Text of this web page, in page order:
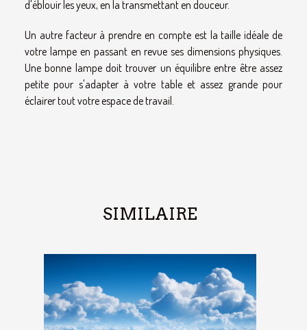
d'éblouir les yeux, en la transmettant en douceur.
Un autre facteur à prendre en compte est la taille idéale de
votre lampe en passant en revue ses dimensions physiques.
Une bonne lampe doit trouver un équilibre entre être assez
petite pour s'adapter à votre table et assez grande pour
éclairer tout votre espace de travail.
SIMILAIRE